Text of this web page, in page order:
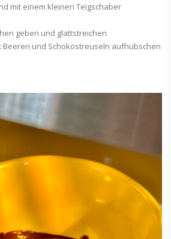
mit einem kleinen Teigschaber
geben und glattstreichen
Beeren und Schokostreuseln aufhübschen